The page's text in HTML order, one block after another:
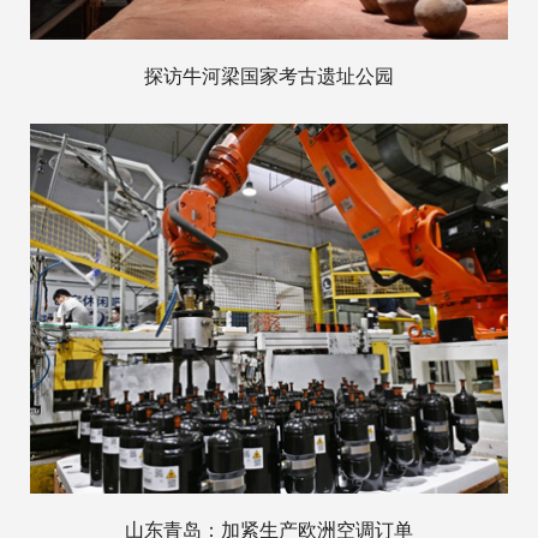
探访牛河梁国家考古遗址公园
山东青岛：加紧生产欧洲空调订单